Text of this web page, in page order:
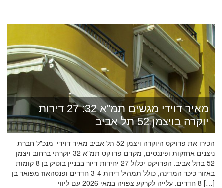
מאיר דוידי מגשים תמ"א 32: 27 דירות
יוקרה בויצמן 52 תל אביב
הכירו את פרויקט היוקרה ויצמן 52 תל אביב מאיר דוידי, מנכ"ל חברת
ניצנים אחזקות ופיננסים, מקדם פרויקט תמ"א 32 יוקרתי ברחוב ויצמן
52 בתל אביב. הפרויקט יכלול 27 יחידות דיור בבניין בוטיק בן 8 קומות
באזור כיכר המדינה, כולל תמהיל דירות 3-4 חדרים ופנטהאוז מפואר בן
8 חדרים. עלייה לקרקע צפויה במאי 2026 עם ליווי […]